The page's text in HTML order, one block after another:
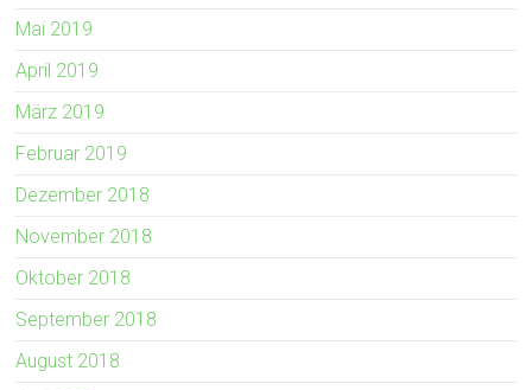
Mai 2019
April 2019
März 2019
Februar 2019
Dezember 2018
November 2018
Oktober 2018
September 2018
August 2018